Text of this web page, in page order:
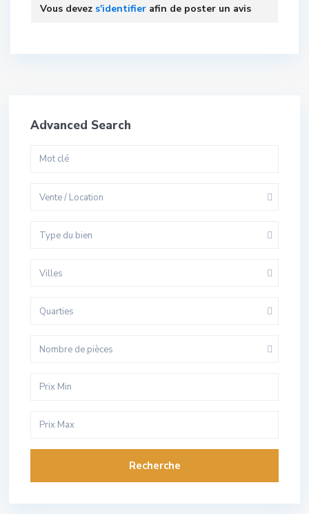
Vous devez s'identifier afin de poster un avis
Advanced Search
Vente / Location
Type du bien
Villes
Quarties
Nombre de pièces
Recherche